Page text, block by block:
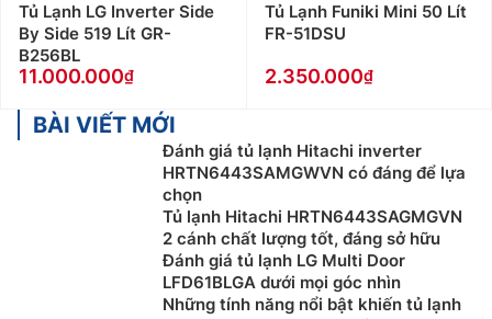
Tủ Lạnh LG Inverter Side
By Side 519 Lít GR-
B256BL
11.000.000
Tủ Lạnh Funiki Mini 50 Lít
FR-51DSU
2.350.000
BÀI VIẾT MỚI
Đánh giá tủ lạnh Hitachi inverter
HRTN6443SAMGWVN có đáng để lựa
chọn
Tủ lạnh Hitachi HRTN6443SAGMGVN
2 cánh chất lượng tốt, đáng sở hữu
Đánh giá tủ lạnh LG Multi Door
LFD61BLGA dưới mọi góc nhìn
Những tính năng nổi bật khiến tủ lạnh